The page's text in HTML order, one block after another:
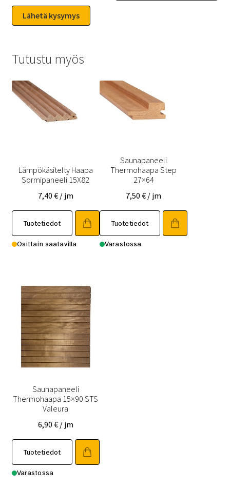
Tutustu myös
Lämpökäsitelty Haapa
Sormipaneeli 15X82
7,40 € / jm
Tuotetiedot
Tällä
tuotteella
on
tehdä
valinnat
tuotteen
sivulla.
Osittain saatavilla
Saunapaneeli
Thermohaapa Step
27×64
7,50€ / jm
Tuotetiedot
Tällä
tuotteella
onVarastossa
Saunapaneeli
Thermohaapa 15×90 STS
Valeura
6,90 € / jm
Tuotetiedot
tuotteella
onVarastossa